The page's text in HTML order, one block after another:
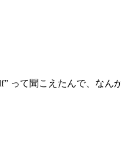
って聞こえたんで、なん